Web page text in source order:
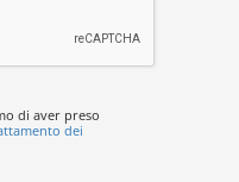
di aver preso
dei